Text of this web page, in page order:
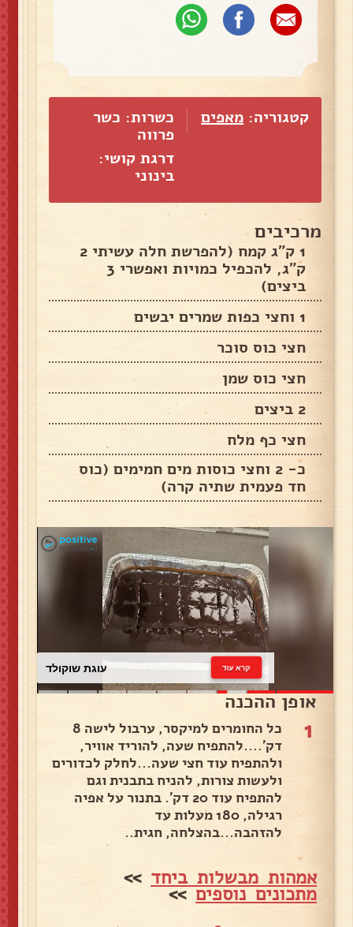
קטגוריה: מאפים
כשרות: כשר
פרווה
דרגת קושי:
בינוני
מרכיבים
1 ק"ג קמח (להפרשת חלה עשיתי 2
ק"ג, להכפיל כמויות ואפשרי 3
ביצים)
1 וחצי כפות שמרים יבשים
חצי כוס סוכר
חצי כוס שמן
2 ביצים
חצי כף מלח
כ- 2 וחצי כוסות מים חמימים (כוס
חד פעמית שתיה קרה)
עוגת שוקולד קרא עוד
אופן ההכנה
1
כל החומרים למיקסר, ערבול לישה 8
דק'....להתפיח שעה, להוריד אוויר,
ולהתפיח עוד חצי שעה...לחלק לכדורים
ולעשות צורות, להניח בתבנית וגם
להתפיח עוד 20 דק'. בתנור על אפיה
רגילה, 180 מעלות עד
להזהבה...בהצלחה, חגית..
אמהות מבשלות ביחד >>
מתכונים נוספים>>